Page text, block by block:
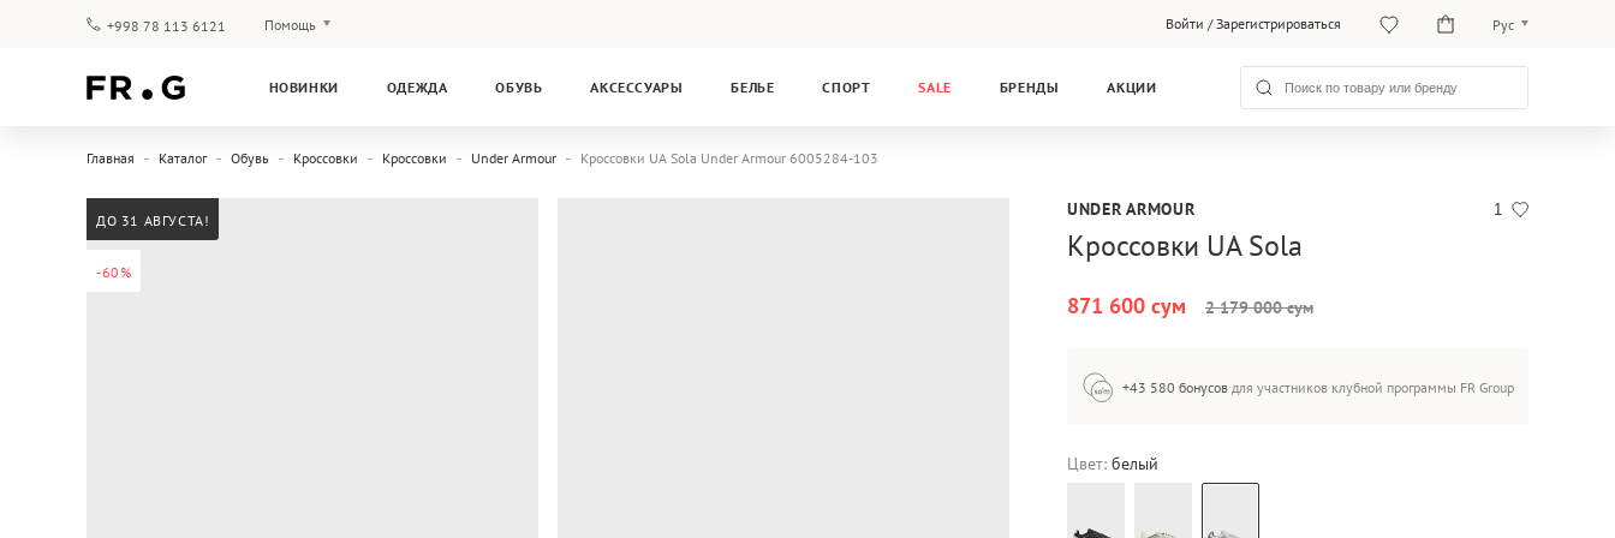
+998 78 113 6121 Помощь Войти /Зарегистрироваться Рус
Рус
НОВИНКИ ОДЕЖДА ОБУВЬ АКСЕССУАРЫ БЕЛЬЕ СПОРТ SALE БРЕНДЫ АКЦИИ
Главная Каталог Обувь Кроссовки Кроссовки Under Armour Кроссовки UA Sola Under Armour 6005284-103
-60%
ДО 31 АВГУСТА!
1
UNDER ARMOUR
Кроссовки UA Sola
871 600 сум 2 179 000 сум
+43 580 бонусов для участников клубной программы FR Group
Цвет: белый